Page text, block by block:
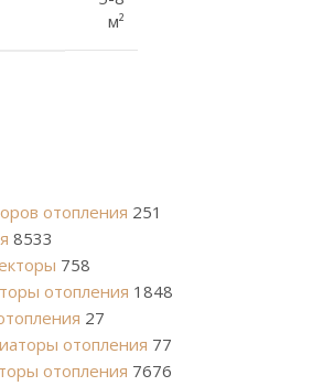
отопления 251
8533
758
отопления 1848
27
отопления 77
отопления 7676
м²